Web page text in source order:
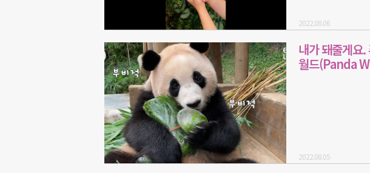
2022.08.06
내가 돼줄게요
월드(Panda
2022.08.05